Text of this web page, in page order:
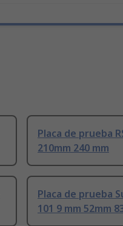
Placa de prueba
210mm 240 mm
Placa de prueba
101 9 mm 52mm